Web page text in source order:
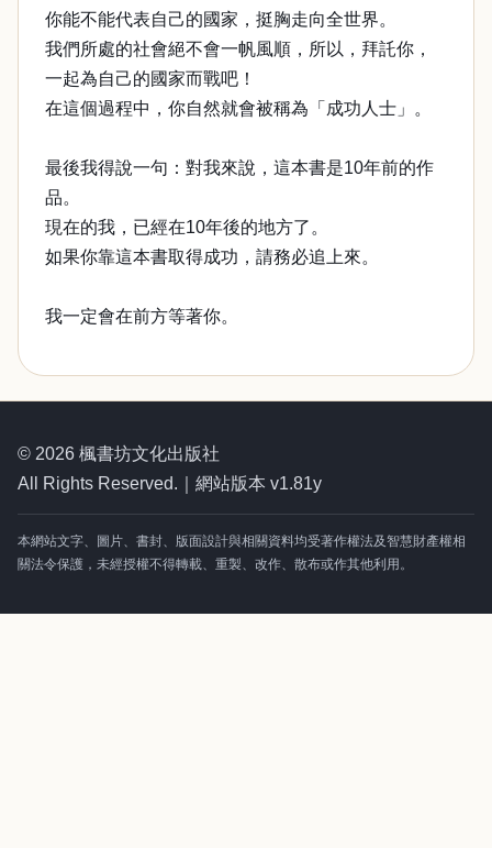
你能不能代表自己的國家，挺胸走向全世界。
我們所處的社會絕不會一帆風順，所以，拜託你，
一起為自己的國家而戰吧！
在這個過程中，你自然就會被稱為「成功人士」。
最後我得說一句：對我來說，這本書是10年前的作
品。
現在的我，已經在10年後的地方了。
如果你靠這本書取得成功，請務必追上來。
我一定會在前方等著你。
© 2026 楓書坊文化出版社
All Rights Reserved.｜網站版本 v1.81y
本網站文字、圖片、書封、版面設計與相關資料均受著作權法及智慧財產權相
關法令保護，未經授權不得轉載、重製、改作、散布或作其他利用。